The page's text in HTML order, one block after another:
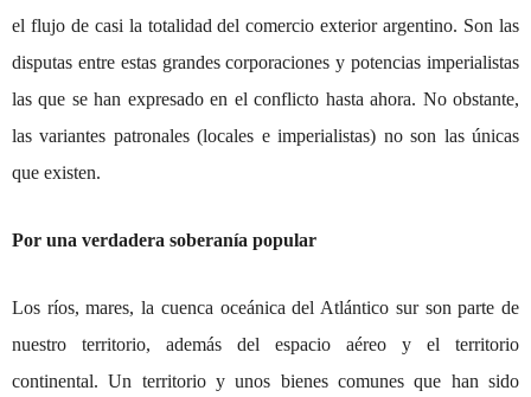
el flujo de casi la totalidad del comercio exterior argentino. Son las
disputas entre estas grandes corporaciones y potencias imperialistas
las que se han expresado en el conflicto hasta ahora. No obstante,
las variantes patronales (locales e imperialistas) no son las únicas
que existen.
Por una verdadera soberanía popular
Los ríos, mares, la cuenca oceánica del Atlántico sur son parte de
nuestro territorio, además del espacio aéreo y el territorio
continental. Un territorio y unos bienes comunes que han sido